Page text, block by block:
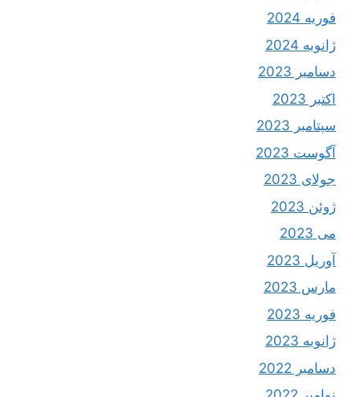
فوریه 2024
ژانویه 2024
دسامبر 2023
اکتبر 2023
سپتامبر 2023
آگوست 2023
جولای 2023
ژوئن 2023
می 2023
آوریل 2023
مارس 2023
فوریه 2023
ژانویه 2023
دسامبر 2022